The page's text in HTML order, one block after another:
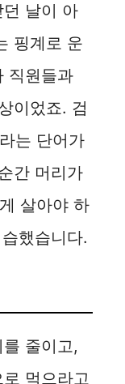
날이 아
핑계로 운
직원들과
이었죠. 검
는 단어가
간 머리가
살아야 하
했습니다.
줄이고,
먹으라고